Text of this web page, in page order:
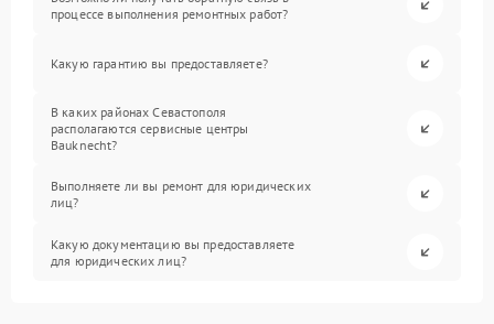
процессе выполнения ремонтных работ?
Какую гарантию вы предоставляете?
В каких районах Севастополя
располагаются сервисные центры
Bauknecht?
Выполняете ли вы ремонт для юридических
лиц?
Какую документацию вы предоставляете
для юридических лиц?